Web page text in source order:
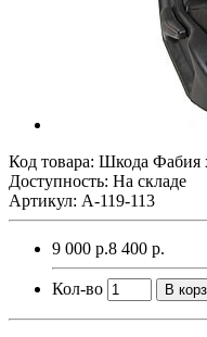
Код товара: Шкода Фабия
Доступность: На складе
Артикул: A-119-113
9 000 р.8 400 р.
Кол-во В